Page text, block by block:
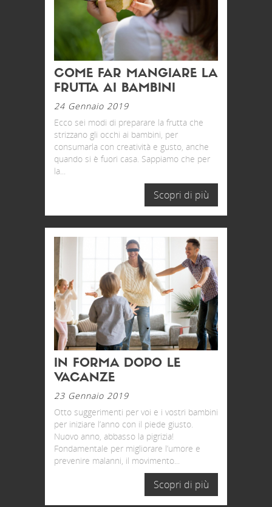
COME FAR MANGIARE LA
FRUTTA AI BAMBINI
24 Gennaio 2019
Ecco sei modi di preparare la frutta che
strizzano gli occhi ai bambini, per
consumarla con creatività e gusto, anche
quando si è fuori casa. Sappiamo che per
la...
Scopri di più
IN FORMA DOPO LE
VACANZE
23 Gennaio 2019
Otto suggerimenti per voi e i vostri bambini
per iniziare l’anno con il piede giusto.
Nuovo anno, abbasso la pigrizia!
Fondamentale per migliorare l’umore e
prevenire malanni, il movimento...
Scopri di più